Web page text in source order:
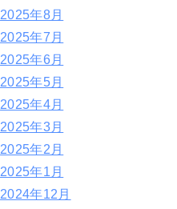
2025年8月
2025年7月
2025年6月
2025年5月
2025年4月
2025年3月
2025年2月
2025年1月
2024年12月